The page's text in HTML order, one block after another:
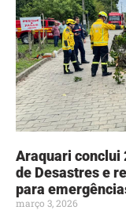
Araquari conclui
de Desastres e
para
março 3, 2026